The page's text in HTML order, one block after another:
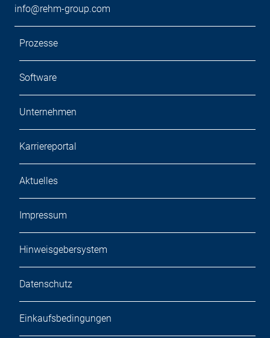
info@rehm-group.com
Prozesse
Software
Unternehmen
Karriereportal
Aktuelles
Impressum
Hinweisgebersystem
Datenschutz
Einkaufsbedingungen